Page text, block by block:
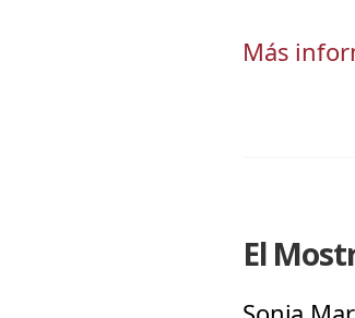
Más
El